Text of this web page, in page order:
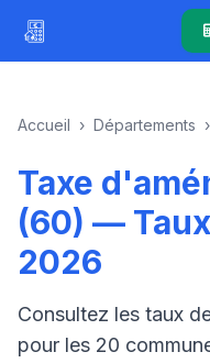
Accueil › Départements ›
Taxe
(60) —
2026
Consultez les taux
pour les 20